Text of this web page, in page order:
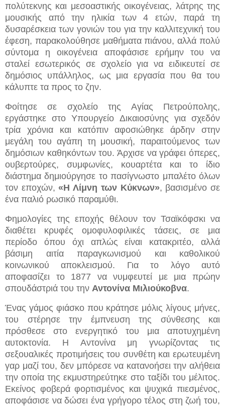
πολύτεκνης και μεσοαστικής οικογένειας, λάτρης της
μουσικής από την ηλικία των 4 ετών, παρά τη
δυσαρέσκεια των γονιών του για την καλλιτεχνική του
έφεση, παρακολούθησε μαθήματα πιάνου, αλλά πολύ
σύντομα η οικογένεια αποφάσισε ερήμην του να
σταλεί εσωτερικός σε σχολείο για να ειδικευτεί σε
δημόσιος υπάλληλος, ως μια εργασία που θα του
κάλυπτε τα προς το ζην.
Φοίτησε σε σχολείο της Αγίας Πετρούπολης,
εργάστηκε στο Υπουργείο Δικαιοσύνης για σχεδόν
τρία χρόνια και κατόπιν αφοσιώθηκε άρδην στην
μεγάλη του αγάπη τη μουσική, παραιτούμενος των
δημόσιων καθηκόντων του. Άρχισε να γράφει όπερες,
ουβερτούρες, συμφωνίες, κουαρτέτα και το ίδιο
διάστημα δημιούργησε το πασίγνωστο μπαλέτο όλων
τον εποχών,«Η Λίμνη των Κύκνων», βασισμένο σε
ένα παλιό ρωσικό παραμύθι.
Φημολογίες της εποχής θέλουν τον Τσαϊκόφσκι να
διαθέτει κρυφές ομοφυλοφιλικές τάσεις, σε μια
περίοδο όπου όχι απλώς είναι κατακριτέο, αλλά
βάσιμη αιτία παραγκωνισμού και καθολικού
κοινωνικού αποκλεισμού. Για το λόγο αυτό
αποφασίζει το 1877 να νυμφευτεί με μια πρώην
σπουδάστριά του την Αντονίνα Μιλιούκοβνα.
Ένας γάμος φιάσκο που κράτησε μόλις λίγους μήνες,
του στέρησε την έμπνευση της σύνθεσης και
πρόσθεσε στο ενεργητικό του μια αποτυχημένη
αυτοκτονία. Η Αντονίνα μη γνωρίζοντας τις
σεξουαλικές προτιμήσεις του συνθέτη και ερωτευμένη
γαρ μαζί του, δεν μπόρεσε να κατανοήσει την αλήθεια
την οποία της εκμυστηρεύτηκε στο ταξίδι του μέλιτος.
Εκείνος φοβερά φορτισμένος και ψυχικά πιεσμένος,
αποφάσισε να δώσει ένα γρήγορο τέλος στη ζωή του,